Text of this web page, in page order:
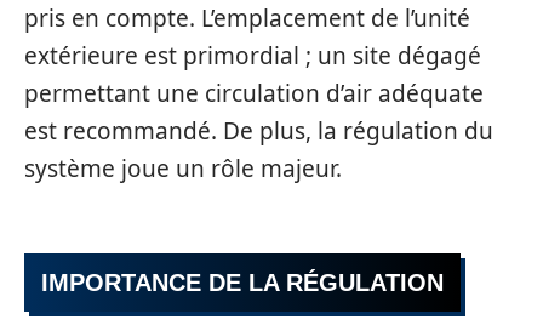
pris en compte. L’emplacement de l’unité
extérieure est primordial ; un site dégagé
permettant une circulation d’air adéquate
est recommandé. De plus, la régulation du
système joue un rôle majeur.
IMPORTANCE DE LA RÉGULATION